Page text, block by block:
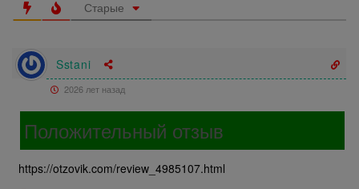
Старые
Sstani
2026 лет назад
Положительный отзыв
https://otzovik.com/review_4985107.html